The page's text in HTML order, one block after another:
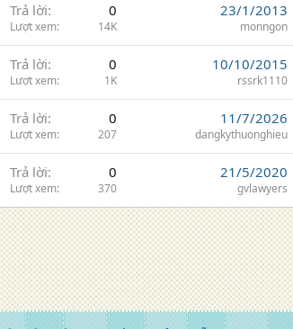
Trả lời 0
Lượt xem 14K
23/1/2013
monngon
Trả lời 0
Lượt xem 1K
10/10/2015
rssrk1110
Trả lời 0
Lượt xem 207
11/7/2026
dangkythuonghieu
Trả lời 0
Lượt xem 370
21/5/2020
gvlawyers